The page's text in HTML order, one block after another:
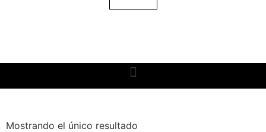
Mostrando el único resultado